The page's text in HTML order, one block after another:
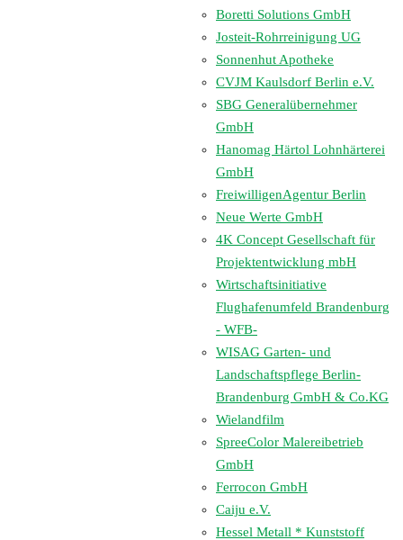
Boretti Solutions GmbH
Josteit-Rohrreinigung UG
Sonnenhut Apotheke
CVJM Kaulsdorf Berlin e.V.
SBG Generalübernehmer
GmbH
Hanomag Härtol Lohnhärterei
GmbH
FreiwilligenAgentur Berlin
Neue Werte GmbH
4K Concept Gesellschaft für
Projektentwicklung mbH
Wirtschaftsinitiative
Flughafenumfeld Brandenburg
- WFB-
WISAG Garten- und
Landschaftspflege Berlin-
Brandenburg GmbH & Co.KG
Wielandfilm
SpreeColor Malereibetrieb
GmbH
Ferrocon GmbH
Caiju e.V.
Hessel Metall * Kunststoff